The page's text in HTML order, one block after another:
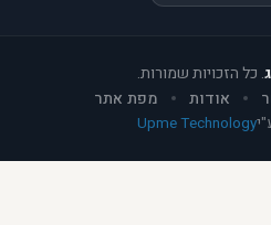
. כל הזכויות שמורות.
אודות מפת אתר
Upme Technology